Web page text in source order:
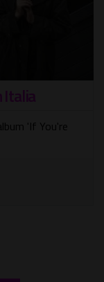
Italia
'If You're